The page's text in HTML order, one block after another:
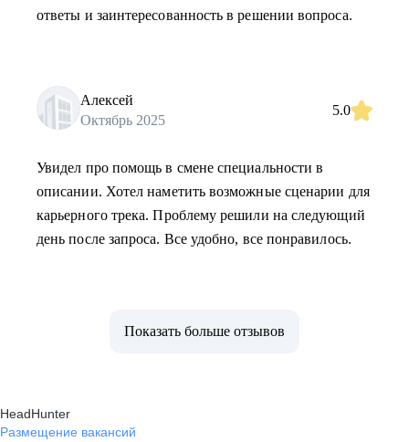
ответы и заинтересованность в решении вопроса.
Алексей
Октябрь 2025
5.0
Увидел про помощь в смене специальности в
описании. Хотел наметить возможные сценарии для
карьерного трека. Проблему решили на следующий
день после запроса. Все удобно, все понравилось.
Показать больше отзывов
HeadHunter
Размещение вакансий